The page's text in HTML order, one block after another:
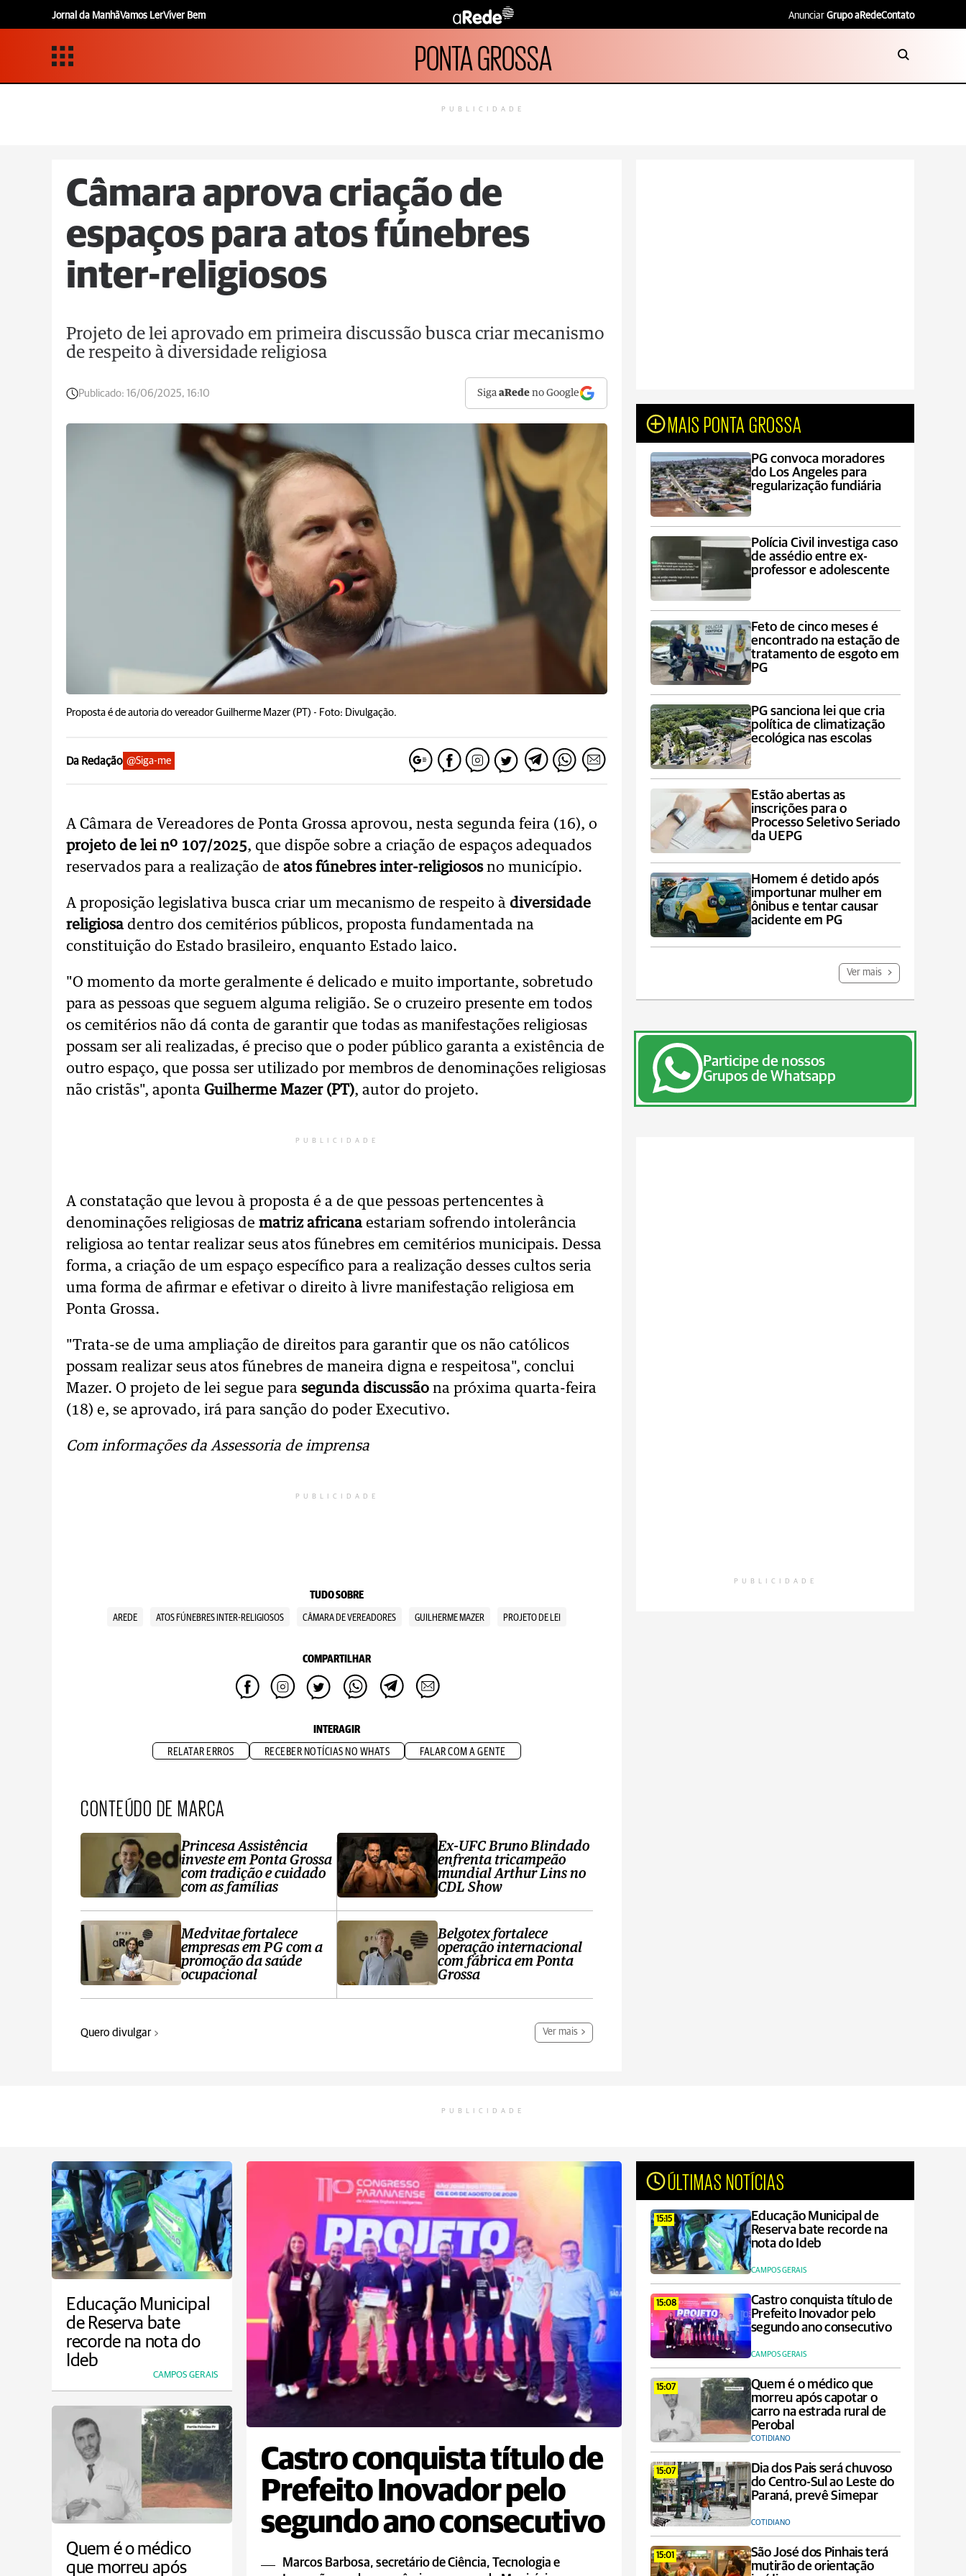
Jornal da ManhãVamos LerViver Bem Anunciar Grupo aRedeContato
PONTA GROSSA
PUBLICIDADE
Câmara aprova criação de
espaços para atos fúnebres
inter-religiosos
Projeto de lei aprovado em primeira discussão busca criar mecanismo
de respeito à diversidade religiosa
Publicado: 16/06/2025, 16:10 SigaaRede no Google
Proposta é de autoria do vereador Guilherme Mazer (PT) - Foto: Divulgação.
Da Redação @Siga-me
A Câmara de Vereadores de Ponta Grossa aprovou, nesta segunda feira (16), o
projeto de lei nº 107/2025, que dispõe sobre a criação de espaços adequados
reservados para a realização de atos fúnebres inter-religiososno município.
A proposição legislativa busca criar um mecanismo de respeito à diversidade
religiosadentro dos cemitérios públicos, proposta fundamentada na
constituição do Estado brasileiro, enquanto Estado laico.
"O momento da morte geralmente é delicado e muito importante, sobretudo
para as pessoas que seguem alguma religião. Se o cruzeiro presente em todos
os cemitérios não dá conta de garantir que todas as manifestações religiosas
possam ser ali realizadas, é preciso que o poder público garanta a existência de
outro espaço, que possa ser utilizado por membros de denominações religiosas
não cristãs", aponta Guilherme Mazer (PT), autor do projeto.
PUBLICIDADE
A constatação que levou à proposta é a de que pessoas pertencentes à
denominações religiosas de matriz africana estariam sofrendo intolerância
religiosa ao tentar realizar seus atos fúnebres em cemitérios municipais. Dessa
forma, a criação de um espaço específico para a realização desses cultos seria
uma forma de afirmar e efetivar o direito à livre manifestação religiosa em
Ponta Grossa.
"Trata-se de uma ampliação de direitos para garantir que os não católicos
possam realizar seus atos fúnebres de maneira digna e respeitosa", conclui
Mazer. O projeto de lei segue para segunda discussão na próxima quarta-feira
(18) e, se aprovado, irá para sanção do poder Executivo.
Com informações da Assessoria de imprensa
PUBLICIDADE
TUDO SOBRE
AREDE ATOS FÚNEBRES INTER-RELIGIOSOS CÂMARA DE VEREADORES GUILHERME MAZER PROJETO DE LEI
COMPARTILHAR
INTERAGIR
RELATAR ERROS RECEBER NOTÍCIAS NO WHATS FALAR COM A GENTE
CONTEÚDO DE MARCA
Princesa Assistência
investe em Ponta Grossa
com tradição e cuidado
com as famílias
Medvitae fortalece
empresas em PG com a
promoção da saúde
ocupacional
Ex-UFC Bruno Blindado
enfrenta tricampeão
mundial Arthur Lins no
CDL Show
Belgotex fortalece
operação internacional
com fábrica em Ponta
Grossa
Quero divulgar Ver mais
MAIS PONTA GROSSA
PG convoca moradores
do Los Angeles para
regularização fundiária
Polícia Civil investiga caso
de assédio entre ex-
professor e adolescente
Feto de cinco meses é
encontrado na estação de
tratamento de esgoto em
PG
PG sanciona lei que cria
política de climatização
ecológica nas escolas
Estão abertas as
inscrições para o
Processo Seletivo Seriado
da UEPG
Homem é detido após
importunar mulher em
ônibus e tentar causar
acidente em PG
Ver mais
Participe de nossos
Grupos de Whatsapp
PUBLICIDADE
PUBLICIDADE
Educação Municipal
de Reserva bate
recorde na nota do
Ideb
CAMPOS GERAIS
Castro conquista título de
Prefeito Inovador pelo
segundo ano consecutivo
Marcos Barbosa, secretário de Ciência, Tecnologia e
ÚLTIMAS NOTÍCIAS
15:15
Educação Municipal de
Reserva bate recorde na
nota do Ideb
CAMPOS GERAIS
15:08
Castro conquista título de
Prefeito Inovador pelo
segundo ano consecutivo
CAMPOS GERAIS
15:07
Quem é o médico que
morreu após capotar o
carro na estrada rural de
Perobal
COTIDIANO
15:07
Dia dos Pais será chuvoso
do Centro-Sul ao Leste do
Paraná, prevê Simepar
COTIDIANO
15:01
São José dos Pinhais terá
mutirão de orientação
Quem é o médico
que morreu após